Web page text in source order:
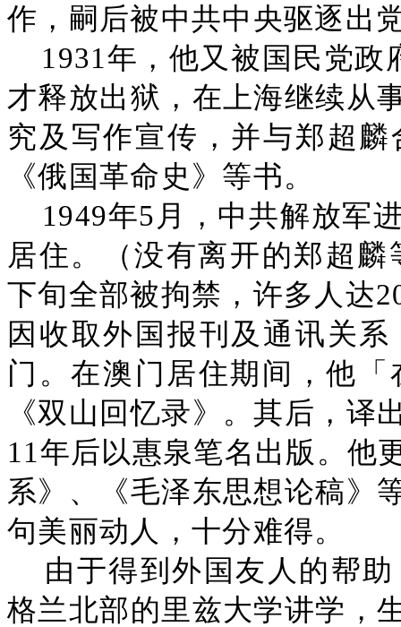
作，嗣后被中共中央驱逐出
1931年，他又被国民党
才释放出狱，在上海继续从
究及写作宣传，并与郑超
《俄国革命史》等书。
1949年5月，中共解放军
居住。（没有离开的郑超
下旬全部被拘禁，许多人达
因收取外国报刊及通讯关
门。在澳门居住期间，他
《双山回忆录》。其后，译
11年后以惠泉笔名出版。他
系》、《毛泽东思想论稿》
句美丽动人，十分难得。
由于得到外国友人的帮
格兰北部的里兹大学讲学，